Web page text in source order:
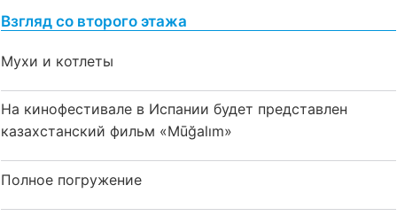
Взгляд со второго этажа
Мухи и котлеты
На кинофестивале в Испании будет представлен
казахстанский фильм «Mūğalım»
Полное погружение